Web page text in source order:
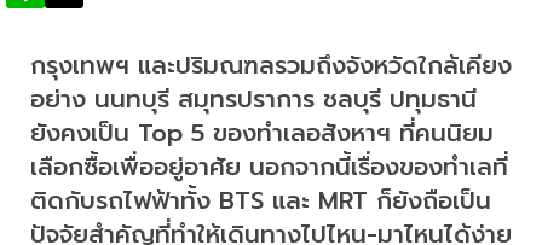
​กรุงเทพฯ และปริมณฑลรวมถึงจังหวัดใกล้เคียง
อย่าง นนทบุรี สมุทรปราการ ชลบุรี ปทุมธานี
ยังคงเป็น Top 5 ของทำเลอสังหาฯ ที่คนนิยม
เลือกซื้อเพื่ออยู่อาศัย นอกจากนี้เรื่องของทำเลที่
ติดกับรถไฟฟ้าทั้ง BTS และ MRT ก็ยังถือเป็น
ปัจจัยสำคัญที่ทำให้เดินทางไปไหน-มาไหนได้ง่าย